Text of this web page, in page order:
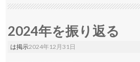
2024年を振り返る
は掲示2024年12月31日